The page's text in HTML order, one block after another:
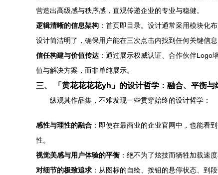
营造出高级感与秩序感，直观传递企业的专业与稳健。
逻辑清晰的信息架构 ：首页即目录。设计通常采用模块化
设计简洁明了，确保用户能在三次点击内找到任何关键信息
信任构建与价值传达 ：通过展示权威认证、合作伙伴
值与解决方案，而非单纯展示。
三、 「黄花花花花yh」的设计哲学：融合、平衡与
纵观其作品集，不难发现一些贯穿始终的设计哲学：
感性与理性的融合 ：即使在最商业的企业官网中，也能看
性。
视觉美感与用户体验的平衡 ：绝不为了炫技而牺牲加载速
对细节的极致追求 ：从图标的自绘、按钮的悬停状态、到